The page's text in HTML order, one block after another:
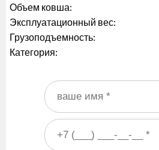
Объем ковша:
Эксплуатационный вес:
Грузоподъемность:
Категория:
Ваше имя
Ваш номер телефона